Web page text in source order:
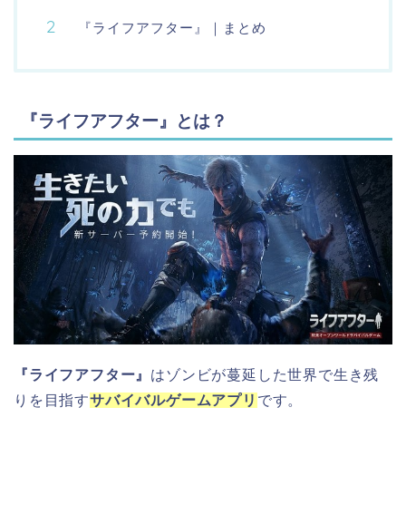
『ライフアフター』｜まとめ
『ライフアフター』とは？
『ライフアフター』 はゾンビが蔓延した世界で生き残
りを目指すサバイバルゲームアプリ です。